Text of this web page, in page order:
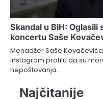
Skandal u BiH:
koncertu Saše
Menadžer Saše
Instagram profilu da su
nepoštovanja…
Najčitanije